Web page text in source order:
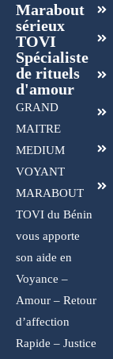
Marabout
sérieux
TOVI
Spécialiste
de rituels
d'amour
GRAND
MAITRE
MEDIUM
VOYANT
MARABOUT
TOVI du Bénin
vous apporte
son aide en
Voyance –
Amour – Retour
d’affection
Rapide – Justice